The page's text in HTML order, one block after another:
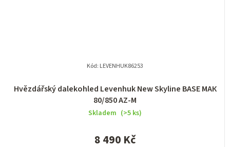
Hvězdářský dalekohled Levenhuk New Skyline BASE МАК
80/850 AZ-M
Skladem (>5 ks)
8 490 Kč
Kód: LEVENHUK86253